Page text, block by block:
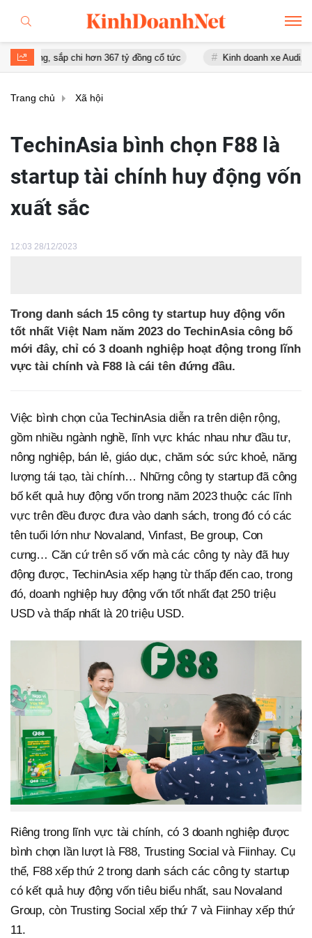
sắp chi hơn 367 tỷ đồng cổ tức Kinh doanh xe Audi, Ô tô Á
Trang chủ Xã hội
TechinAsia bình chọn F88 là
startup tài chính huy động vốn
xuất sắc
12:03 28/12/2023
Trong danh sách 15 công ty startup huy động vốn
tốt nhất Việt Nam năm 2023 do TechinAsia công bố
mới đây, chỉ có 3 doanh nghiệp hoạt động trong lĩnh
vực tài chính và F88 là cái tên đứng đầu.
Việc bình chọn của TechinAsia diễn ra trên diện rộng,
gồm nhiều ngành nghề, lĩnh vực khác nhau như đầu tư,
nông nghiệp, bán lẻ, giáo dục, chăm sóc sức khoẻ, năng
lượng tái tạo, tài chính… Những công ty startup đã công
bố kết quả huy động vốn trong năm 2023 thuộc các lĩnh
vực trên đều được đưa vào danh sách, trong đó có các
tên tuổi lớn như Novaland, Vinfast, Be group, Con
cưng… Căn cứ trên số vốn mà các công ty này đã huy
động được, TechinAsia xếp hạng từ thấp đến cao, trong
đó, doanh nghiệp huy động vốn tốt nhất đạt 250 triệu
USD và thấp nhất là 20 triệu USD.
Riêng trong lĩnh vực tài chính, có 3 doanh nghiệp được
bình chọn lần lượt là F88, Trusting Social và Fiinhay. Cụ
thể, F88 xếp thứ 2 trong danh sách các công ty startup
có kết quả huy động vốn tiêu biểu nhất, sau Novaland
Group, còn Trusting Social xếp thứ 7 và Fiinhay xếp thứ
11.